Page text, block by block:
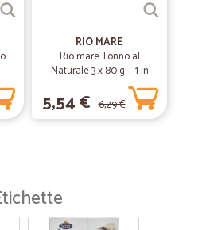
RIO MARE
Rio mare Tonno al
Naturale 3 x 80 g + 1 in
5,54 € 6,29 €